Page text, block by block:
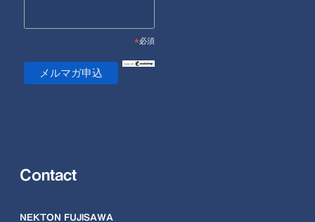
*必須
Contact
NEKTON FUJISAWA